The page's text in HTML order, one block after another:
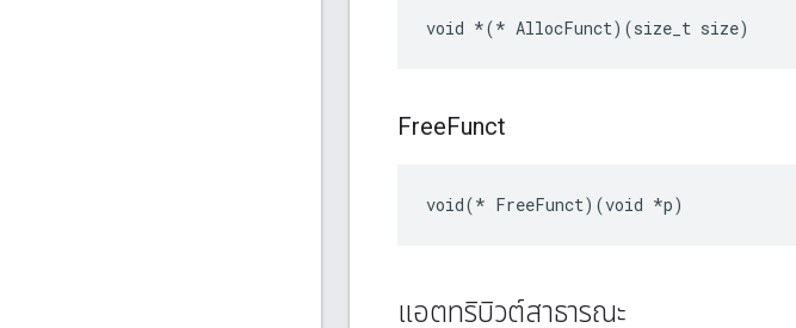
void *(* AllocFunct)(size_t size)
FreeFunct
void(* FreeFunct)(void *p)
แอตทริบิวต์สาธารณะ